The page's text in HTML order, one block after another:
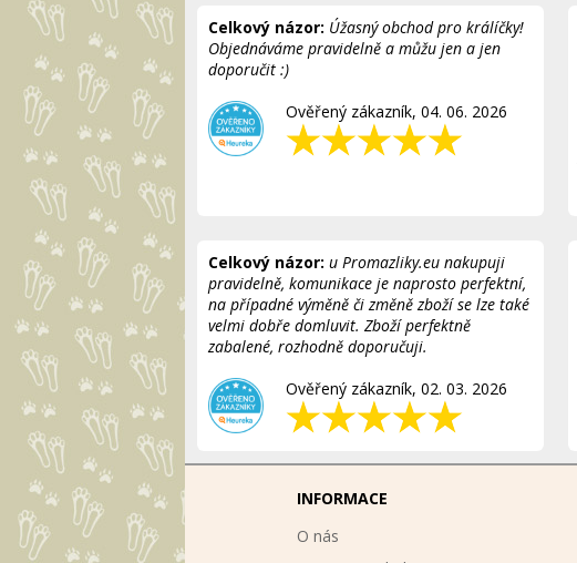
Celkový názor: Úžasný obchod pro králíčky!
Objednáváme pravidelně a můžu jen a jen
doporučit :)
Ověřený zákazník, 04. 06. 2026
Celkový názor: u Promazliky.eu nakupuji
pravidelně, komunikace je naprosto perfektní,
na případné výměně či změně zboží se lze také
velmi dobře domluvit. Zboží perfektně
zabalené, rozhodně doporučuji.
Ověřený zákazník, 02. 03. 2026
INFORMACE
O nás